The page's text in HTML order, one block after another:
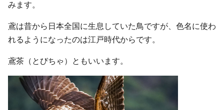
みます。
鳶は昔から日本全国に生息していた鳥ですが、色名に使わ
れるようになったのは江戸時代からです。
鳶茶（とびちゃ）ともいいます。